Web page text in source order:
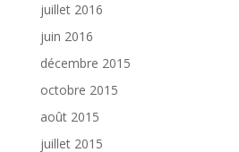
juillet 2016
juin 2016
décembre 2015
octobre 2015
août 2015
juillet 2015